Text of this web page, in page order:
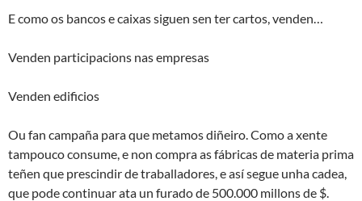
E como os bancos e caixas siguen sen ter cartos, venden…
Venden participacions nas empresas
Venden edificios
Ou fan campaña para que metamos diñeiro. Como a xente
tampouco consume, e non compra as fábricas de materia prima
teñen que prescindir de traballadores, e así segue unha cadea,
que pode continuar ata un furado de 500.000 millons de $.